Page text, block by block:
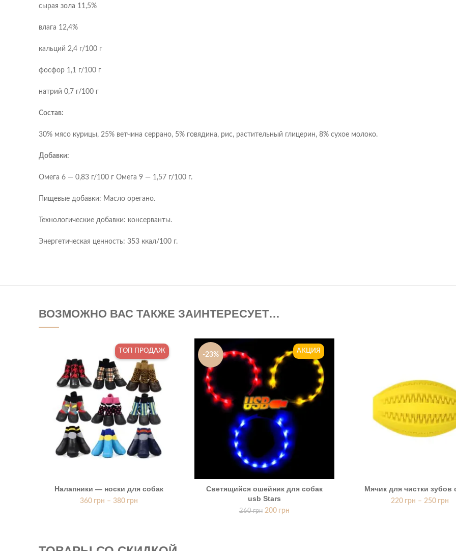
сырая зола 11,5%
влага 12,4%
кальций 2,4 г/100 г
фосфор 1,1 г/100 г
натрий 0,7 г/100 г
Состав:
30% мясо курицы, 25% ветчина серрано, 5% говядина, рис, растительный глицерин, 8% сухое молоко.
Добавки:
Омега 6 — 0,83 г/100 г Омега 9 — 1,57 г/100 г.
Пищевые добавки: Масло орегано.
Технологические добавки: консерванты.
Энергетическая ценность: 353 ккал/100 г.
ВОЗМОЖНО ВАС ТАКЖЕ ЗАИНТЕРЕСУЕТ…
ТОП ПРОДАЖ
Налапники — носки для собак
360грн – 380грн
-23%
АКЦИЯ
Светящийся ошейник для собак
usb Stars
260грн 200грн
Мячик для чистки зубов
220грн – 250грн